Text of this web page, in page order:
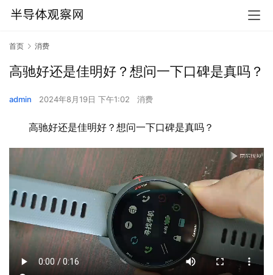
首页 消费
高驰好还是佳明好？想问一下口碑是真吗？
admin 2024年8月19日 下午1:02 消费
高驰好还是佳明好？想问一下口碑是真吗？